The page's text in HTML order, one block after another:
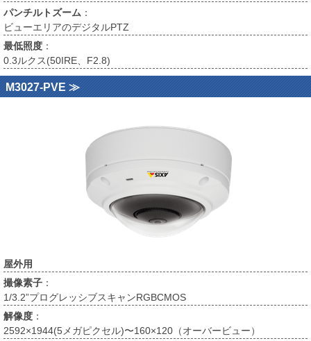
パンチルトズーム ：
ビューエリアのデジタルPTZ
最低照度 ：
0.3ルクス(50IRE、F2.8)
M3027-PVE ≫
屋外用
撮像素子 ：
1/3.2”プログレッシブスキャンRGBCMOS
解像度 ：
2592×1944(5メガピクセル)〜160×120（オーバービュー）